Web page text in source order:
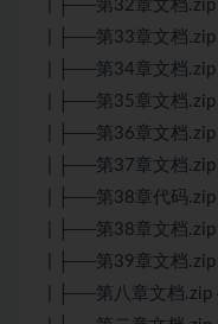
| ├──第32章文档
| ├──第33章文档
| ├──第34章文档
| ├──第35章文档
| ├──第36章文档
| ├──第37章文档
| ├──第38章代码
| ├──第38章文档
| ├──第39章文档
| ├──第八章文档